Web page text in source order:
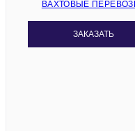
ВАХТОВЫЕ
ЗАКАЗАТЬ